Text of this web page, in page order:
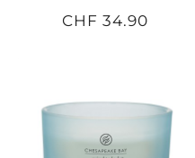
CHF 34.90